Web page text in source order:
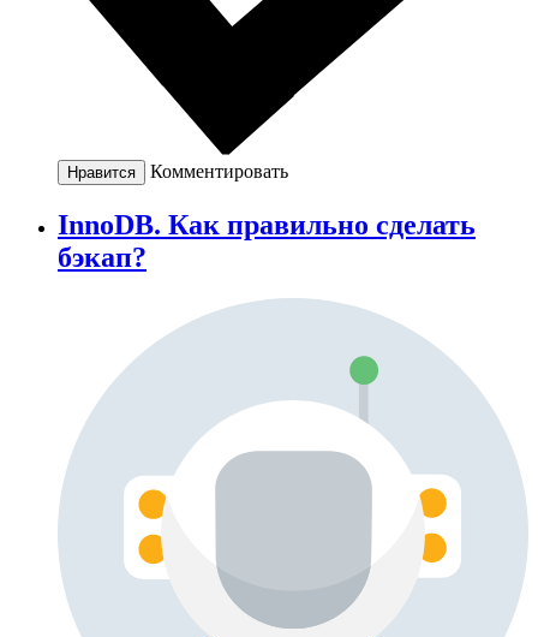
Нравится Комментировать
InnoDB. Как правильно сделать
бэкап?